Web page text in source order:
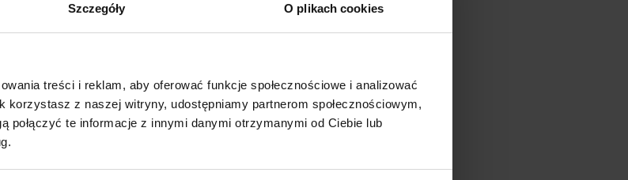
Szczegóły O plikach cookies
treści i reklam, aby oferować funkcje społecznościowe i analizować
korzystasz z naszej witryny, udostępniamy partnerom społecznościowym,
połączyć te informacje z innymi danymi otrzymanymi od Ciebie lub
Model:Z116JH
Typ: Pełna, hermetyczna
Z uszczelką